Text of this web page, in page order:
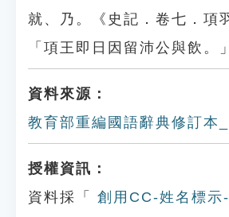
就、乃。《史記．卷七．項
「項王即日因留沛公與飲。」
資料來源：
教育部重編國語辭典修訂本_
授權資訊：
資料採「
創用CC-姓名標示